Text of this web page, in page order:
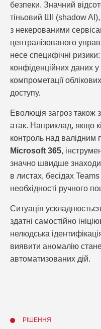
безпеки. Значний
тіньовий ШІ (shadow
з некерованими
централізованого
несе специфічні
конфіденційних даних
компрометації
доступу.
Еволюція загроз також
атак. Наприклад, якщо
контроль над валідним
Microsoft 365,
значно швидше
в листах, бесідах
необхідності ручного
Ситуація
здатні самостійно
нелюдська
виявити аномалію
автоматизованих дій.
РІШЕННЯ